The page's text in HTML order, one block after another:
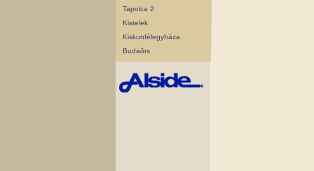
Tapolca 2
Kistelek
Kiskunfélegyháza
Budaõrs